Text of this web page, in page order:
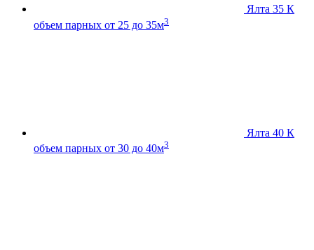
Ялта 35 К
объем парных от 25 до 35м3
Ялта 40 К
объем парных от 30 до 40м3